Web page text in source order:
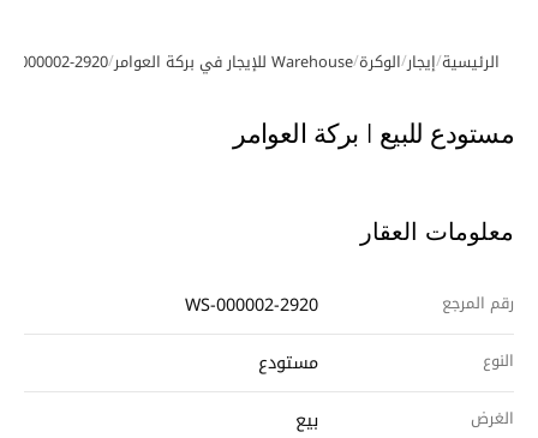
معرض الصور
الرئيسية/إيجار/الوكرة/Warehouse للإيجار في بركة العوامر /
000002-2920
مستودع للبيع | بركة العوامر
معلومات العقار
رقم المرجع WS-000002-2920
النوع مستودع
الغرض بيع